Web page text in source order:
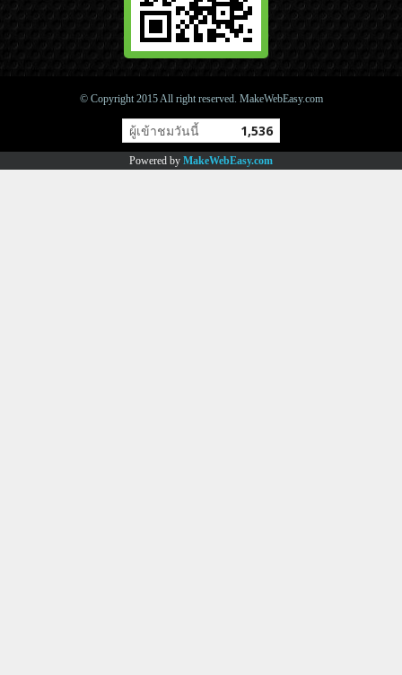
© Copyright 2015 All right reserved. MakeWebEasy.com
ผู้เข้าชมวันนี้ 1,536
Powered by MakeWebEasy.com